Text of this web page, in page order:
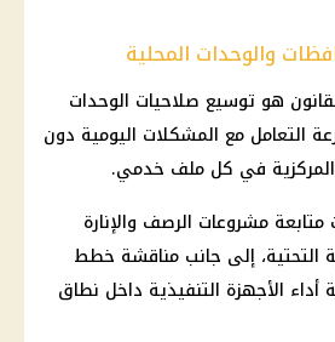
والوحدات المحلية
هو توسيع صلاحيات الوحدات
التعامل مع المشكلات اليومية دون
المركزية في كل ملف خدمي.
مشروعات الرصف والإنارة
التحتية، إلى جانب مناقشة خطط
أداء الأجهزة التنفيذية داخل نطاق